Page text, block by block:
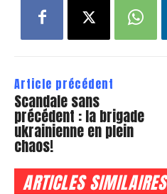
Article précédent
Scandale sans
précédent : la brigade
ukrainienne en plein
chaos!
ARTICLES SIMILAIRES